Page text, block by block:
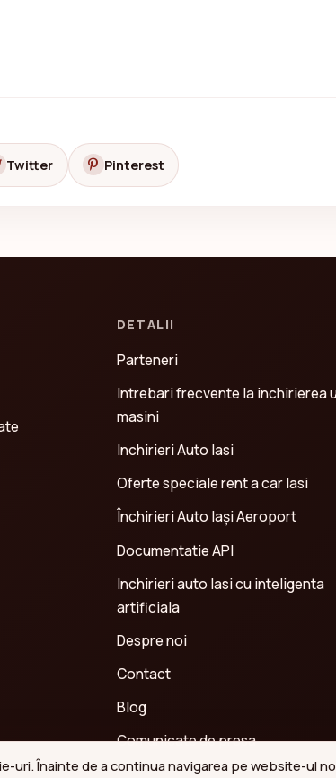
Twitter Pinterest
DETALII
Parteneri
Intrebari frecvente la inchirierea
masini
Inchirieri Auto Iasi
Oferte speciale rent a car Iasi
Închirieri Auto Iași Aeroport
Documentatie API
Inchirieri auto Iasi cu inteligenta
artificiala
Despre noi
Contact
Blog
Comunicate de presa
uri. Înainte de a continua navigarea pe website-ul